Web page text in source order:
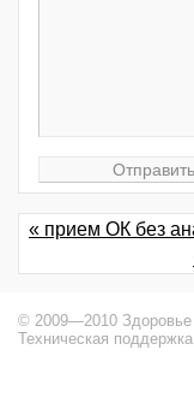
« прием ОК без
© 2009—2010
Техническая